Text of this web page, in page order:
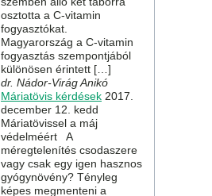
osztotta a C-vitamin
fogyasztókat.
Magyarország a C-vitamin
fogyasztás szempontjából
különösen érintett […]
dr. Nádor-Virág Anikó
Máriatövis kérdések 2017.
december 12. kedd
Máriatövissel a máj
védelméért A
méregtelenítés csodaszere
vagy csak egy igen hasznos
gyógynövény? Tényleg
képes megmenteni a